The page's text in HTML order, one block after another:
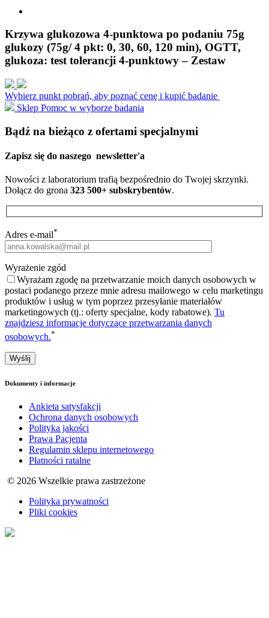
Krzywa glukozowa 4-punktowa po podaniu 75g
glukozy (75g/ 4 pkt: 0, 30, 60, 120 min), OGTT,
glukoza: test tolerancji 4-punktowy – Zestaw
Wybierz punkt pobrań, aby poznać cenę i kupić badanie
Sklep Pomoc w wyborze badania
Bądź na bieżąco z ofertami specjalnymi
Zapisz się do naszego newsletter'a
Nowości z laboratorium trafią bezpośrednio do Twojej skrzynki.
Dołącz do grona 323 500+ subskrybentów.
Adres e-mail*
Wyrażenie zgód
Wyrażam zgodę na przetwarzanie moich danych osobowych w
postaci podanego przeze mnie adresu mailowego w celu marketingu
produktów i usług w tym poprzez przesyłanie materiałów
marketingowych (tj.: oferty specjalne, kody rabatowe). Tu
znajdziesz informacje dotyczące przetwarzania danych
osobowych.*
Dokumenty i informacje
Ankieta satysfakcji
Ochrona danych osobowych
Polityka jakości
Prawa Pacjenta
Regulamin sklepu internetowego
Płatności ratalne
© 2026 Wszelkie prawa zastrzeżone
Polityka prywatności
Pliki cookies